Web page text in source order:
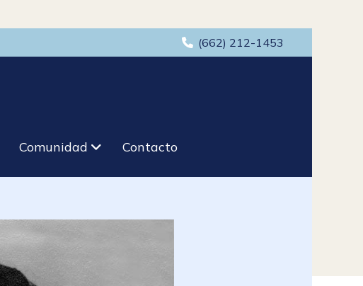
(662) 212-1453
Comunidad Contacto